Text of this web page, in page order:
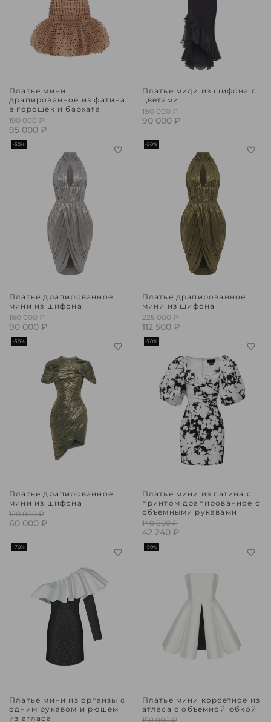
Платье мини
драпированное из фатина
в горошек и бархата
190 000 ₽
95 000 ₽
Платье миди из шифона с
цветами
180 000 ₽
90 000 ₽
-50%
Платье драпированное
мини из шифона
180 000 ₽
90 000 ₽
-50%
Платье драпированное
мини из шифона
225 000 ₽
112 500 ₽
-50%
Платье драпированное
мини из шифона
120 000 ₽
60 000 ₽
-70%
Платье мини из сатина с
принтом драпированное с
объемными рукавами
140 800 ₽
42 240 ₽
-70%
Платье мини из органзы с
одним рукавом и рюшем
из атласа
-50%
Платье мини корсетное из
атласа с объемной юбкой
150 000 ₽